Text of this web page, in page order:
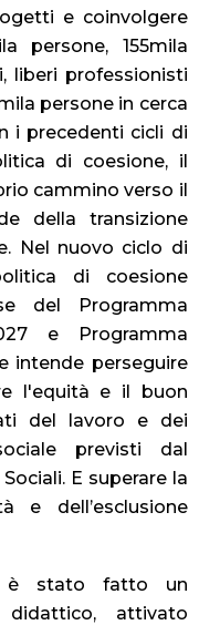
e coinvolgere
persone, 155mila
liberi professionisti
persone in cerca
i precedenti cicli di
di coesione, il
cammino verso il
della transizione
Nel nuovo ciclo di
di coesione
del Programma
e Programma
intende perseguire
l'equità e il buon
del lavoro e dei
previsti dal
E superare la
e dell’esclusione
è stato fatto un
attivato